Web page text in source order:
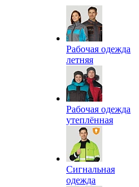
Рабочая одежда
летняя
Рабочая одежда
утеплённая
Сигнальная
одежда